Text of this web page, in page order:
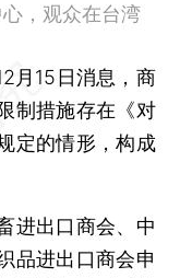
，观众在台湾
月15日消息，商
制措施存在《对
定的情形，构成
出口商会、中
品进出口商会申